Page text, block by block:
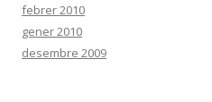
febrer 2010
gener 2010
desembre 2009